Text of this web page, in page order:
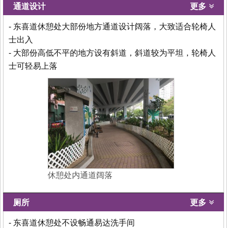
通道设计 更多
- 东喜道休憩处大部份地方通道设计阔落，大致适合轮椅人
士出入
- 大部份高低不平的地方设有斜道，斜道较为平坦，轮椅人
士可轻易上落
休憩处内通道阔落
厕所 更多
- 东喜道休憩处不设畅通易达洗手间